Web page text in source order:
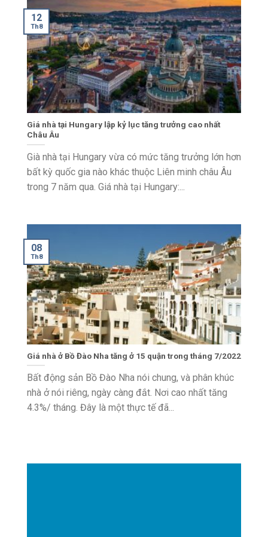
Giá nhà tại Hungary lập kỷ lục tăng trưởng cao nhất
Châu Âu
Già nhà tại Hungary vừa có ​​mức tăng trưởng lớn hơn
bất kỳ quốc gia nào khác thuộc Liên minh châu Âu
trong 7 năm qua. Giá nhà tại Hungary:...
12
Th8
Giá nhà ở Bồ Đào Nha tăng ở 15 quận trong tháng 7/2022
Bất động sản Bồ Đào Nha nói chung, và phân khúc
nhà ở nói riêng, ngày càng đắt. Nơi cao nhất tăng
4.3%/ tháng. Đây là một thực tế đã...
08
Th8